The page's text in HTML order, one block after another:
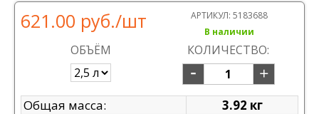
621.00 руб./шт АРТИКУЛ: 5183688
В наличии
ОБЪЁМ КОЛИЧЕСТВО:
Общая масса:
3.92 кг